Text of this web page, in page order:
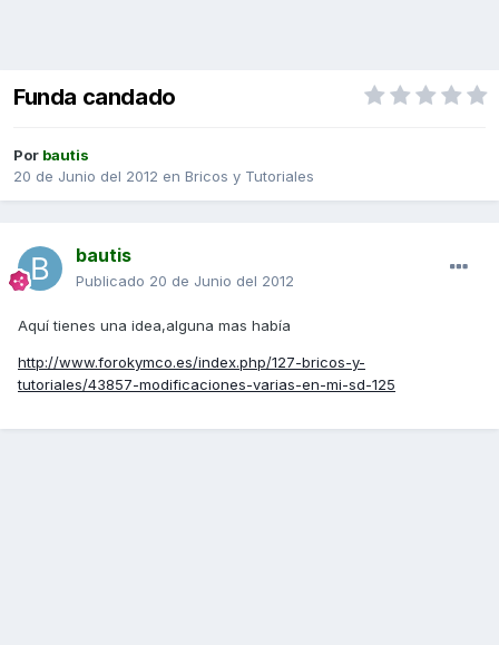
Funda candado
Por bautis
20 de Junio del 2012 en Bricos y Tutoriales
bautis
Publicado 20 de Junio del 2012
Aquí tienes una idea,alguna mas había
http://www.forokymco.es/index.php/127-bricos-y-
tutoriales/43857-modificaciones-varias-en-mi-sd-125